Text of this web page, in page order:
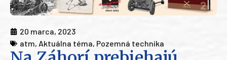
20 marca, 2023
atm, Aktuálna téma, Pozemná technika